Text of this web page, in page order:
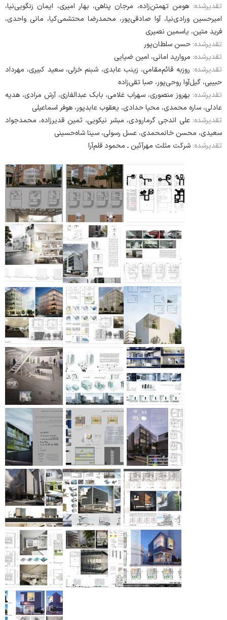
تقدیرشده: هومن تهمتن‌زاده، مرجان پناهی، بهار امیری، ایمان زنگویی‌نیا،
امیرحسین ورادی‌نیا، آوا صادقی‌پور، محمدرضا محتشمی‌کیا، مانی واحدی،
فرید متین، یاسمین نصیری
تقدیرشده: حسن سلطان‌پور
تقدیرشده: مروارید امانی، امین ضیایی
تقدیرشده: روزبه قائم‌مقامی، زینب عابدی، شبنم خزلی، سعید کبیری، مهرداد
حبیبی، گیل‌آوا روحی‌پور، صبا تقی‌زاده
تقدیرشده: بهروز منصوری، سهراب غلامی، بابک عبدالفاری، آرش مرادی، هدیه
عادلی، ساره محمدی، محیا حدادی، یعقوب عابدپور، هوفر اسماعیلی
تقدیرشده: علی اندجی گرمارودی، مبشر نیکویی، ثمین قدیرزاده، محمدجواد
سعیدی، محسن خانمحمدی، عسل رسولی، سینا شاه‌حسینی
تقدیرشده: شرکت مثلث مهرآئین ـ محمود قلم‌آرا